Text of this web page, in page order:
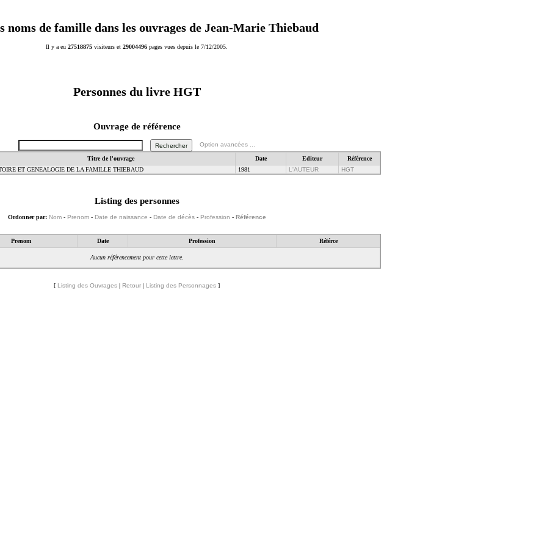
noms de famille dans les ouvrages de Jean-Marie Thiebaud
Il y a eu 27518875 visiteurs et 29004496 pages vues depuis le 7/12/2005.
Personnes du livre HGT
Ouvrage de référence
Option avancées ...
Titre de l'ouvrage Date Editeur
Référence
ET GENEALOGIE DE LA FAMILLE THIEBAUD 1981 L'AUTEUR HGT
Listing des personnes
Ordonner par: Nom- Prenom- Date de naissance - Date de décès- Profession - Référence
Prenom Date Profession Référce
Aucun référencement pour cette lettre.
[ Listing des Ouvrages | Retour | Listing des Personnages ]